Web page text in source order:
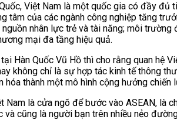
Việt Nam là một quốc gia có đầy đủ
tâm của các ngành công nghiệp tăng
nhân lực trẻ và tài năng; môi trường
mại đa tầng hiệu quả.
Hàn Quốc Vũ Hồ thì cho rằng quan hệ
không chỉ là sự hợp tác kinh tế thông
hóa thành một mô hình cộng hưởng chiến
Nam là cửa ngõ để bước vào ASEAN, là
và cũng là người bạn trên nhiều nẻo